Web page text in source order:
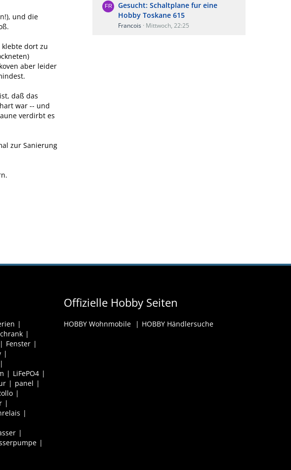
und die
klebte dort zu
aber leider
daß das
war -- und
verdirbt es
zur Sanierung
Gesucht: Schaltplane fur eine
Hobby Toskane 615
Francois Mittwoch, 22:25
Fenster
LiFePO4
panel
Offizielle Hobby Seiten
HOBBY Wohnmobile HOBBY Händlersuche